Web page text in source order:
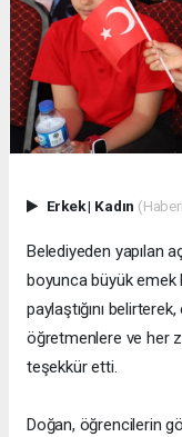
Erkek| Kadın
Belediyeden yapılan
boyunca büyük
paylaştığını
öğretmenlere ve her
teşekkür etti.
Doğan, öğrencilerin